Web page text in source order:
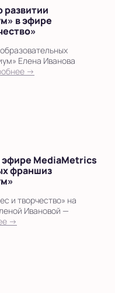
развитии
в эфире
Елена Иванова
→
эфире MediaMetrics
франшиз
и творчество» на
Ивановой —
→